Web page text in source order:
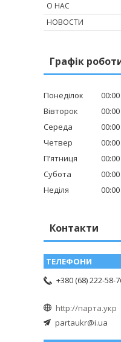
О НАС
НОВОСТИ
Графік
Понеділок 00:00
Вівторок
00:00
Середа
00:00
Четвер
00:00
Пʼятниця
00:00
Субота
00:00
Неділя
00:00
Контакти
+380 (68) 222-58-
http://парта.укр
partaukr@i.ua